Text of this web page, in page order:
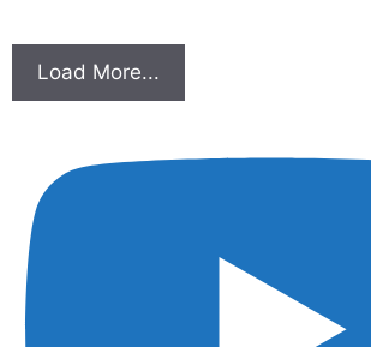
Load More...